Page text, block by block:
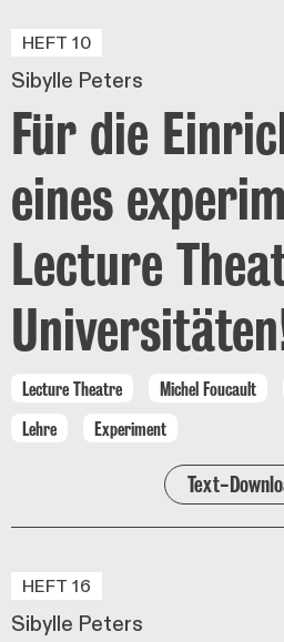
HEFT 10
Sibylle Peters
Für die
eines
Lecture
Lecture Theatre Michel Foucault
Lehre
Experiment
Text-
HEFT 16
Sibylle Peters